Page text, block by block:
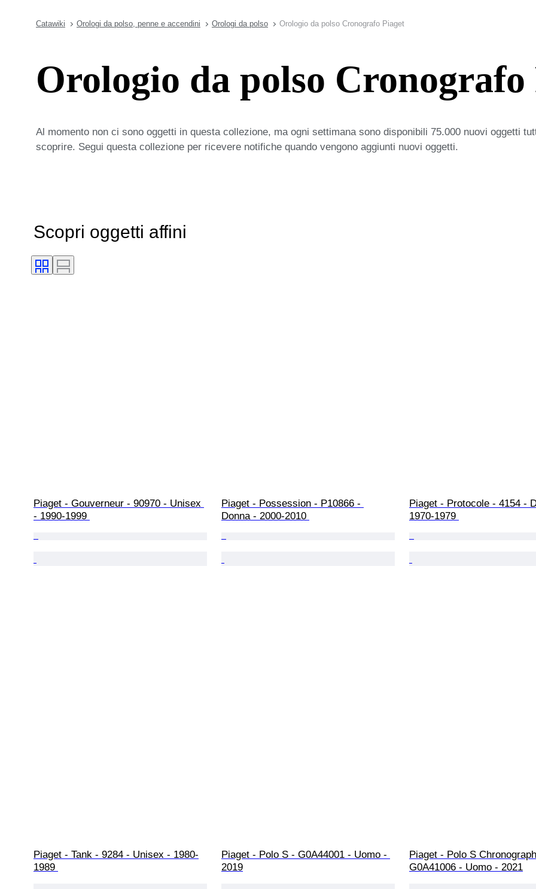
Catawiki Orologi da polso, penne e accendini Orologi da polso Orologio da polso Cronografo Piaget
Orologio da polso Cronografo
Al momento non ci sono oggetti in questa collezione, ma ogni settimana sono disponibili 75.000 nuovi oggetti
scoprire. Segui questa collezione per ricevere notifiche quando vengono aggiunti nuovi oggetti.
Scopri oggetti affini
Piaget - Gouverneur - 90970 - Unisex
- 1990-1999
Piaget - Possession - P10866 -
Donna - 2000-2010
Piaget - Protocole - 4154 -
1970-1979
Piaget - Tank - 9284 - Unisex - 1980-
1989
Piaget - Polo S - G0A44001 - Uomo -
2019
Piaget - Polo S
G0A41006 - Uomo - 2021